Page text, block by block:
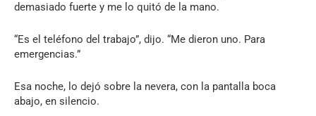
demasiado fuerte y me lo quitó de la mano.
“Es el teléfono del trabajo”, dijo. “Me dieron uno. Para
emergencias.”
Esa noche, lo dejó sobre la nevera, con la pantalla boca
abajo, en silencio.